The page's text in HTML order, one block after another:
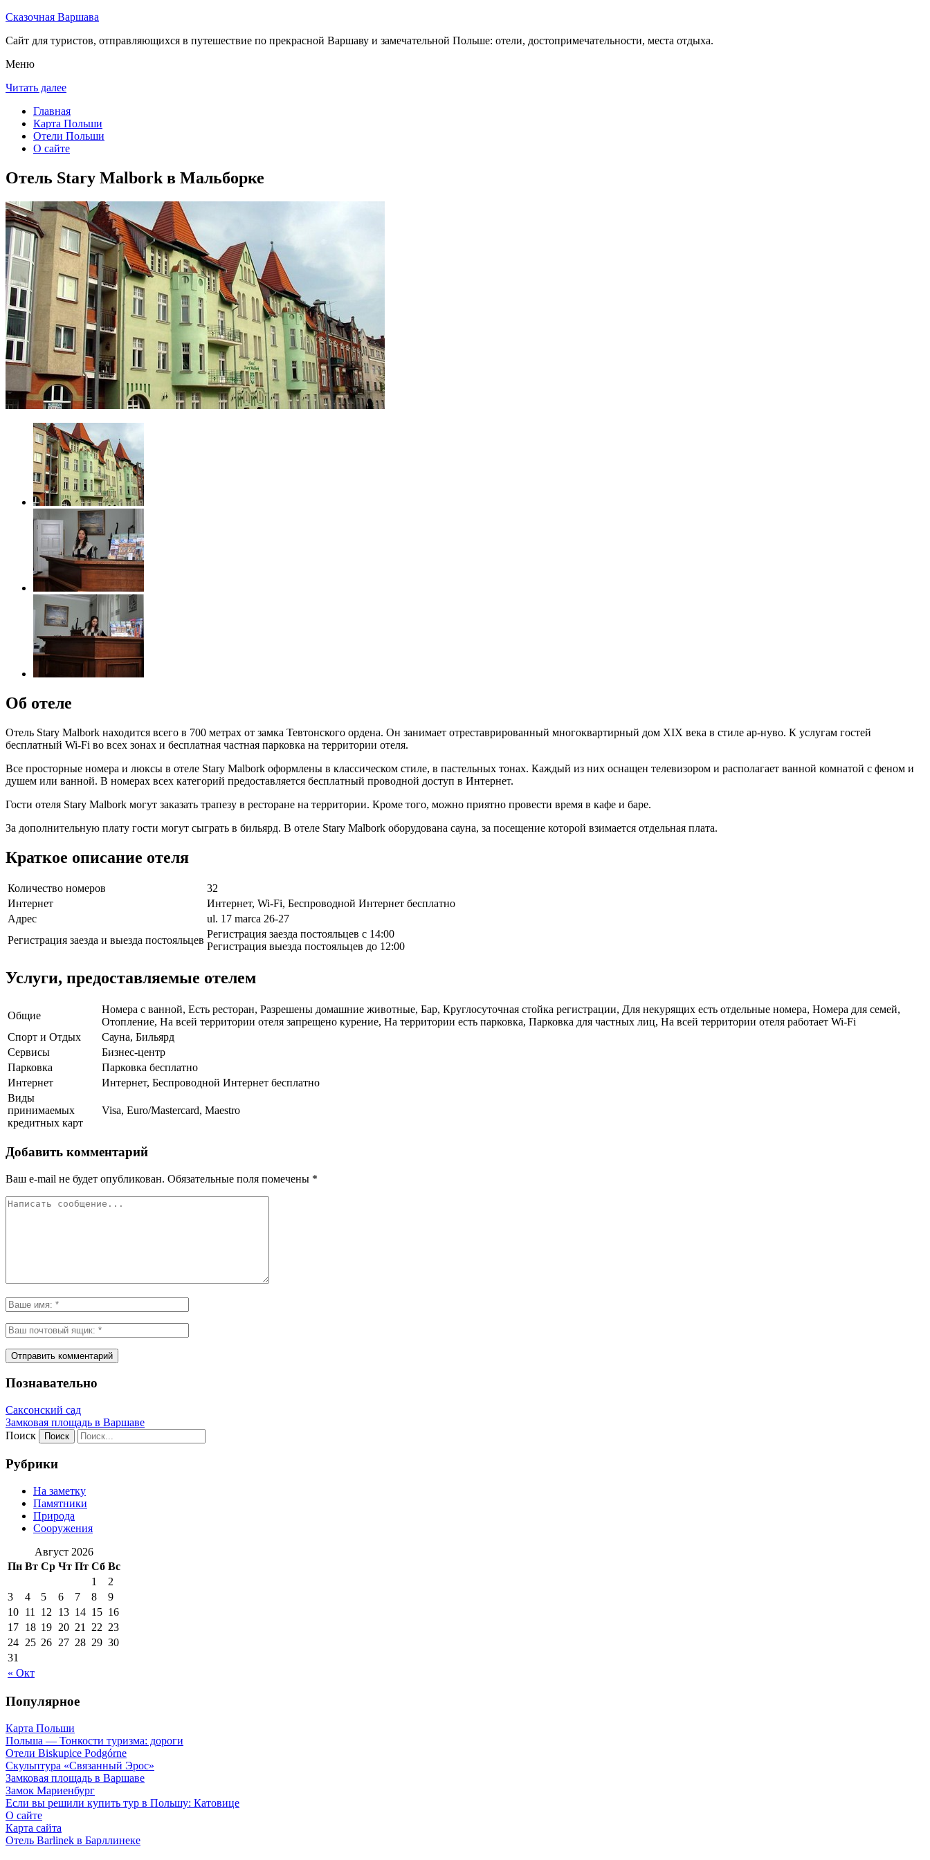
Сказочная Варшава
Сайт для туристов, отправляющихся в путешествие по прекрасной Варшаву и замечательной Польше: отели, достопримечательности, места отдыха.
Меню
Читать далее
Главная
Карта Польши
Отели Польши
О сайте
Отель Stary Malbork в Мальборке
Об отеле
Отель Stary Malbork находится всего в 700 метрах от замка Тевтонского ордена. Он занимает отреставрированный многоквартирный дом XIX века в стиле ар-нуво. К услугам гостей
бесплатный Wi-Fi во всех зонах и бесплатная частная парковка на территории отеля.
Все просторные номера и люксы в отеле Stary Malbork оформлены в классическом стиле, в пастельных тонах. Каждый из них оснащен телевизором и располагает ванной комнатой с феном и
душем или ванной. В номерах всех категорий предоставляется бесплатный проводной доступ в Интернет.
Гости отеля Stary Malbork могут заказать трапезу в ресторане на территории. Кроме того, можно приятно провести время в кафе и баре.
За дополнительную плату гости могут сыграть в бильярд. В отеле Stary Malbork оборудована сауна, за посещение которой взимается отдельная плата.
Краткое описание отеля
Количество номеров
32
Интернет
Интернет, Wi-Fi, Беспроводной Интернет бесплатно
Адрес
ul. 17 marca 26-27
Регистрация заезда и выезда постояльцев
Регистрация заезда постояльцев с 14:00
Регистрация выезда постояльцев до 12:00
Услуги, предоставляемые отелем
Общие
Номера с ванной, Есть ресторан, Разрешены домашние животные, Бар, Круглосуточная стойка регистрации, Для некурящих есть отдельные номера, Номера для семей,
Отопление, На всей территории отеля запрещено курение, На территории есть парковка, Парковка для частных лиц, На всей территории отеля работает Wi-Fi
Спорт и Отдых
Сауна, Бильярд
Сервисы
Бизнес-центр
Парковка
Парковка бесплатно
Интернет
Интернет, Беспроводной Интернет бесплатно
Виды
принимаемых
кредитных карт
Visa, Euro/Mastercard, Maestro
Добавить комментарий
Ваш e-mail не будет опубликован. Обязательные поля помечены *
Познавательно
Саксонский сад
Замковая площадь в Варшаве
Поиск
Рубрики
На заметку
Памятники
Природа
Сооружения
Август 2026
Пн Вт Ср Чт Пт Сб Вс
« Окт
1
2
3
4 5 6 7 8
9
10 11 12 13 14 15 16
17 18 19 20 21 22 23
24 25 26 27 28 29 30
31
Популярное
Карта Польши
Польша — Тонкости туризма: дороги
Отели Biskupice Podgórne
Скульптура «Связанный Эрос»
Замковая площадь в Варшаве
Замок Мариенбург
Если вы решили купить тур в Польшу: Катовице
О сайте
Карта сайта
Отель Barlinek в Барллинеке